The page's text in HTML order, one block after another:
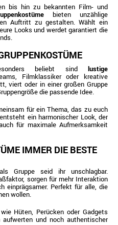
bis hin zu bekannten Film- und
bieten unzählige
Auftritt zu gestalten. Wählt ein
Looks und werdet garantiert die
beliebt sind lustige
Filmklassiker oder kreative
viert oder in einer großen Gruppe
die passende Idee.
für ein Thema, das zu euch
ein harmonischer Look, der
für maximale Aufmerksamkeit
IMMER DIE BESTE
Gruppe seid ihr unschlagbar.
sorgen für mehr Interaktion
einprägsamer. Perfekt für alle, die
wollen.
Hüten, Perücken oder Gadgets
und noch authentischer